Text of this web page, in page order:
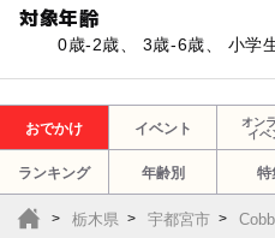
対象年齢
0歳-2歳、 3歳-6歳、 小学
おでかけ イベント
オン
イベ
ランキング 年齢別 特
栃木県 宇都宮市